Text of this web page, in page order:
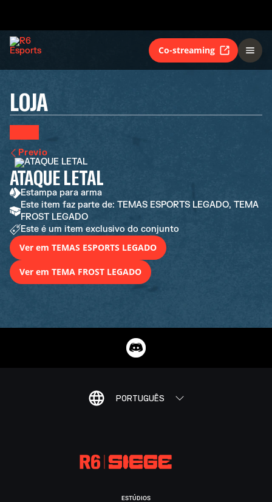
Co-streaming
LOJA
Previo
ATAQUE LETAL
Estampa para arma
Este item faz parte de: TEMAS ESPORTS LEGADO, TEMA
FROST LEGADO
Este é um item exclusivo do conjunto
Ver em TEMAS ESPORTS LEGADO
Ver em TEMA FROST LEGADO
PORTUGUÊS
ESTÚDIOS